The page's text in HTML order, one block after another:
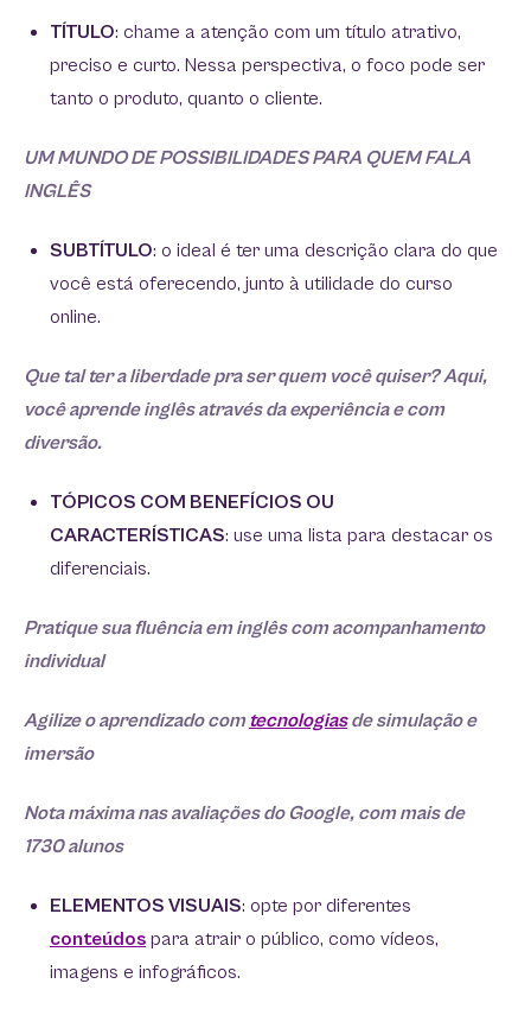
TÍTULO: chame a atenção com um título atrativo,
preciso e curto. Nessa perspectiva, o foco pode ser
tanto o produto, quanto o cliente.
UM MUNDO DE POSSIBILIDADES PARA QUEM FALA
INGLÊS
SUBTÍTULO: o ideal é ter uma descrição clara do que
você está oferecendo, junto à utilidade do curso
online.
Que tal ter a liberdade pra ser quem você quiser? Aqui,
você aprende inglês através da experiência e com
diversão.
TÓPICOS COM BENEFÍCIOS OU
CARACTERÍSTICAS: use uma lista para destacar os
diferenciais.
Pratique sua fluência em inglês com acompanhamento
individual
Agilize o aprendizado com tecnologiasde simulação e
imersão
Nota máxima nas avaliações do Google, com mais de
1730 alunos
ELEMENTOS VISUAIS: opte por diferentes
conteúdos para atrair o público, como vídeos,
imagens e infográficos.